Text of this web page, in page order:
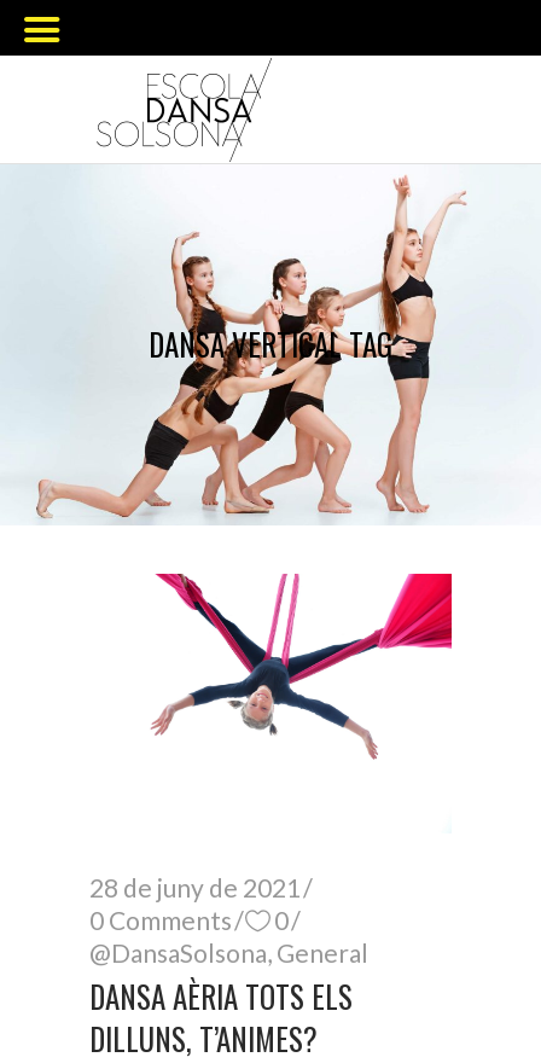
DANSA VERTICAL TAG
28 de juny de 2021
0 Comments
0
@DansaSolsona, General
DANSA AÈRIA TOTS ELS
DILLUNS, T’ANIMES?